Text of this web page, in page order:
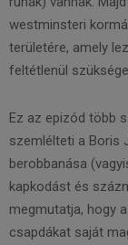
westminsteri
területére, amely
feltétlenül
Ez az epizód több
szemlélteti a Boris
berobbanása
kapkodást és
megmutatja, hogy
csapdákat saját